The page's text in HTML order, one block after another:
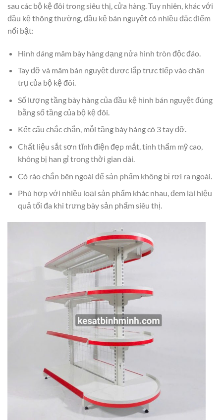
sau các bộ kệ đôi trong siêu thị, cửa hàng. Tuy nhiên, khác với
đầu kệ thông thường, đầu kệ bán nguyệt có nhiều đặc điểm
nổi bật:
Hình dáng mâm bày hàng dạng nửa hình tròn độc đáo.
Tay đỡ và mâm bán nguyệt được lắp trực tiếp vào chân
trụ của bộ kệ đôi.
Số lượng tầng bày hàng của đầu kệ hình bán nguyệt đúng
bằng số tầng của bộ kệ đôi.
Kết cấu chắc chắn, mỗi tầng bày hàng có 3 tay đỡ.
Chất liệu sắt sơn tĩnh điện đẹp mắt, tính thẩm mỹ cao,
không bị han gỉ trong thời gian dài.
Có rào chắn bên ngoài để sản phẩm không bị rơi ra ngoài.
Phù hợp với nhiều loại sản phẩm khác nhau, đem lại hiệu
quả tối đa khi trưng bày sản phẩm siêu thị.